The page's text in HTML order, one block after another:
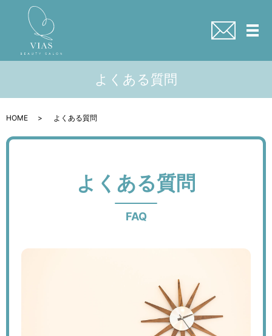
メ
よくある質問
HOME よくある質問
よくある質問
FAQ